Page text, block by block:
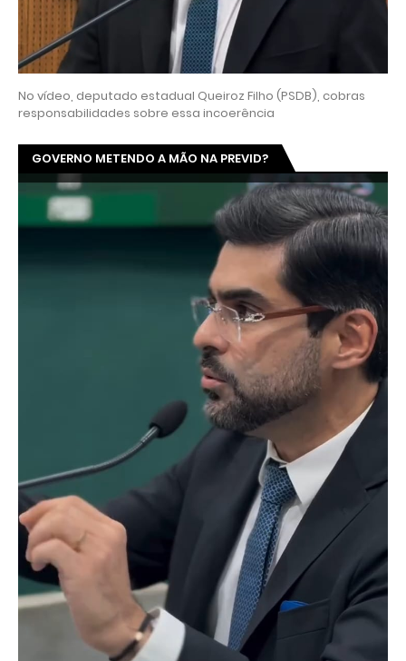
No vídeo, deputado estadual Queiroz Filho (PSDB), cobras
responsabilidades sobre essa incoerência
GOVERNO METENDO A MÃO NA PREVID?